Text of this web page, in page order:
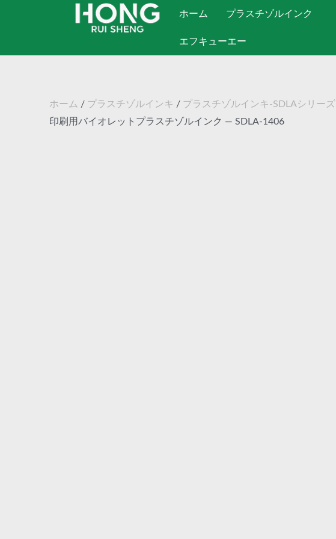
ホーム プラスチゾルインク
エフキューエー
ホーム / プラスチゾルインキ / プラスチゾルインキ-SDLAシリーズ
印刷用バイオレットプラスチゾルインク — SDLA-1406